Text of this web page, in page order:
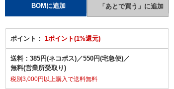
ポイント： 1ポイント(1%還元)
送料： 385円(ネコポス)／550円(宅急便)／
無料(営業所受取り)
税別3,000円以上購入で送料無料